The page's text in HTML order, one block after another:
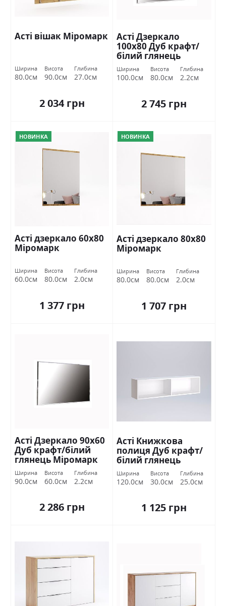
Асті вішак Міромарк
Ширина
80.0см
Висота
90.0см
Глибина
27.0см
2 034 грн
Асті Дзеркало
100х80 Дуб крафт/
білий глянець
Міромарк
Ширина
100.0см
Висота
80.0см
Глибина
2.2см
2 745 грн
НОВИНКА
Асті дзеркало 60х80
Міромарк
Ширина
60.0см
Висота
80.0см
Глибина
2.0см
1 377 грн
НОВИНКА
Асті дзеркало 80х80
Міромарк
Ширина
80.0см
Висота
80.0см
Глибина
2.0см
1 707 грн
Асті Дзеркало 90х60
Дуб крафт/білий
глянець Міромарк
Ширина
90.0см
Висота
60.0см
Глибина
2.2см
2 286 грн
Асті Книжкова
полиця Дуб крафт/
білий глянець
Міромарк
Ширина
120.0см
Висота
30.0см
Глибина
25.0см
1 125 грн